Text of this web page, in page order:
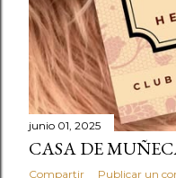
junio 01, 2025
CASA DE
Compartir Publicar un